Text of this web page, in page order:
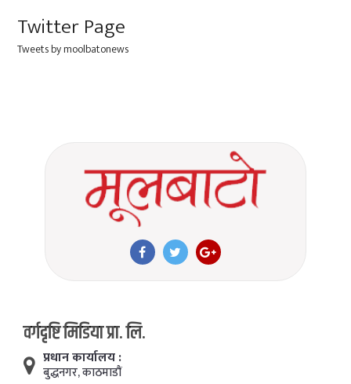
Twitter Page
Tweets by moolbatonews
वर्गदृष्टि मिडिया प्रा. लि.
प्रधान कार्यालय :
बुद्धनगर, काठमाडाैं